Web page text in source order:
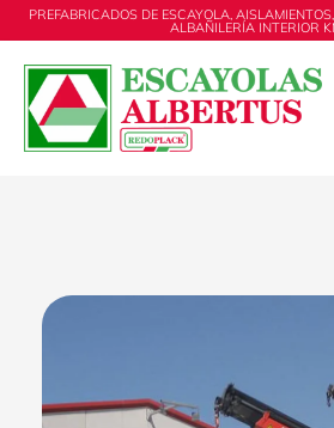
PREFABRICADOS DE ESCAYOLA,
ALBAÑILERÍA INTERIOR